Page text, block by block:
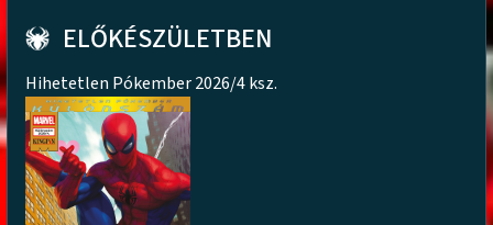
ELŐKÉSZÜLETBEN
Hihetetlen Pókember 2026/4 ksz.